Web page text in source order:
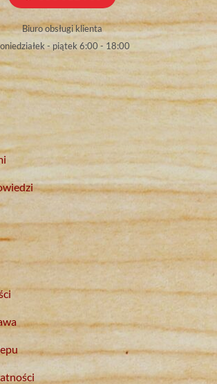
Biuro obsługi klienta
- piątek 6:00 - 18:00